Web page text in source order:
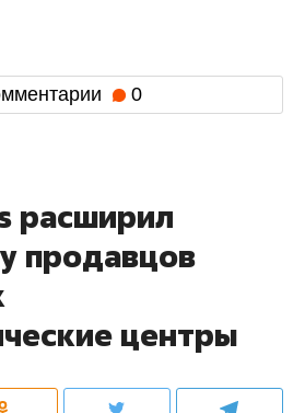
0
расширил
продавцов
центры